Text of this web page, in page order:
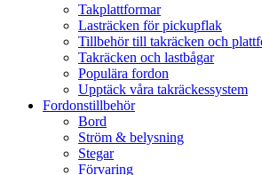
Takplattformar
Lasträcken för pickupflak
Tillbehör till takräcken och
Takräcken och lastbågar
Populära fordon
Upptäck våra takräckessystem
Fordonstillbehör
Bord
Ström & belysning
Stegar
Förvaring